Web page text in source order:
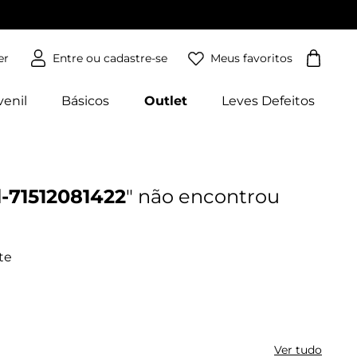
Meus favoritos
Básicos Outlet Leves Defeitos
Ver tudo